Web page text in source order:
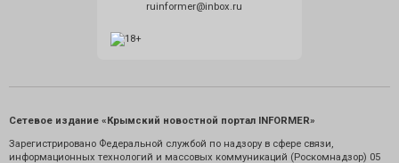
ruinformer@inbox.ru
Сетевое издание «Крымский новостной портал INFORMER»
Зарегистрировано Федеральной службой по надзору в сфере связи,
информационных технологий и массовых коммуникаций (Роскомнадзор) 05